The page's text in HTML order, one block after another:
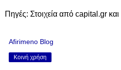
Πηγές: Στοιχεία από capital.gr και
Afirimeno Blog
Κοινή χρήση